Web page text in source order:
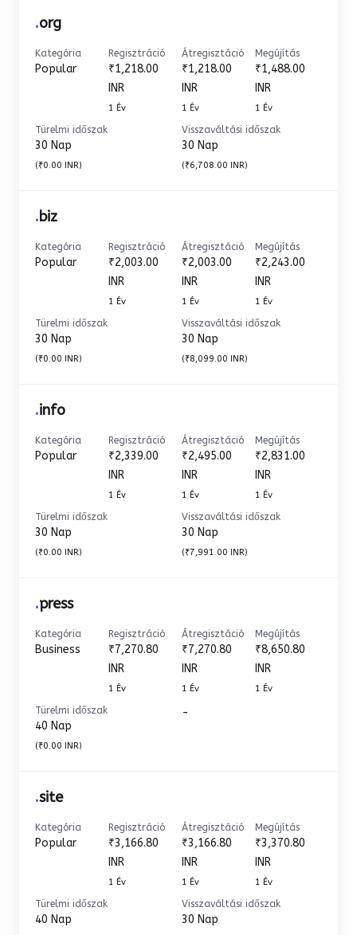
.org
Kategória
Popular
Regisztráció
₹1,218.00
INR
1 Év
Átregisztáció
₹1,218.00
INR
1 Év
Megújítás
₹1,488.00
INR
1 Év
Türelmi időszak
30 Nap
(₹0.00 INR)
Visszaváltási időszak
30 Nap
(₹6,708.00 INR)
.biz
Kategória
Popular
Regisztráció
₹2,003.00
INR
1 Év
Átregisztáció
₹2,003.00
INR
1 Év
Megújítás
₹2,243.00
INR
1 Év
Türelmi időszak
30 Nap
(₹0.00 INR)
Visszaváltási időszak
30 Nap
(₹8,099.00 INR)
.info
Kategória
Popular
Regisztráció
₹2,339.00
INR
1 Év
Átregisztáció
₹2,495.00
INR
1 Év
Megújítás
₹2,831.00
INR
1 Év
Türelmi időszak
30 Nap
(₹0.00 INR)
Visszaváltási időszak
30 Nap
(₹7,991.00 INR)
.press
Kategória
Business
Regisztráció
₹7,270.80
INR
1 Év
Átregisztáció
₹7,270.80
INR
1 Év
Megújítás
₹8,650.80
INR
1 Év
Türelmi időszak
40 Nap
(₹0.00 INR)
-
.site
Kategória
Popular
Regisztráció
₹3,166.80
INR
1 Év
Átregisztáció
₹3,166.80
INR
1 Év
Megújítás
₹3,370.80
INR
1 Év
Türelmi időszak
40 Nap
Visszaváltási időszak
30 Nap